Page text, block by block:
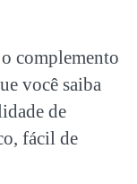
complemento
você saiba
de
fácil de